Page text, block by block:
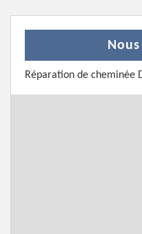
Réparation de cheminée